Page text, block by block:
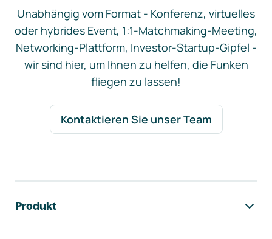
Unabhängig vom Format - Konferenz, virtuelles
oder hybrides Event, 1:1-Matchmaking-Meeting,
Networking-Plattform, Investor-Startup-Gipfel -
wir sind hier, um Ihnen zu helfen, die Funken
fliegen zu lassen!
Kontaktieren Sie unser Team
Produkt